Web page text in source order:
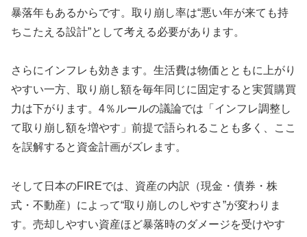
暴落年もあるからです。取り崩し率は“悪い年が来ても持
ちこたえる設計”として考える必要があります。
さらにインフレも効きます。生活費は物価とともに上がり
やすい一方、取り崩し額を毎年同じに固定すると実質購買
力は下がります。4％ルールの議論では「インフレ調整し
て取り崩し額を増やす」前提で語られることも多く、ここ
を誤解すると資金計画がズレます。
そして日本のFIREでは、資産の内訳（現金・債券・株
式・不動産）によって“取り崩しのしやすさ”が変わりま
す。売却しやすい資産ほど暴落時のダメージを受けやす